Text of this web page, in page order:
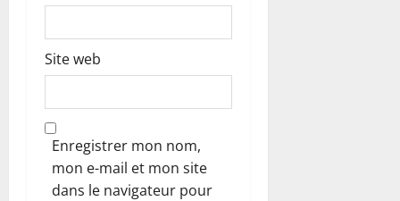
Site web
Enregistrer mon nom,
mon e-mail et mon site
dans le navigateur pour